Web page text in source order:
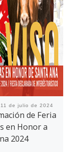
11 de julio de 2024
de Feria
en Honor a
2024